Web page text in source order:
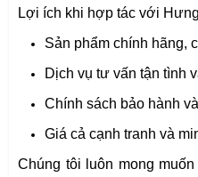
Lợi ích khi hợp tác với
Sản phẩm chính hãng,
Dịch vụ tư vấn tận tình
Chính sách bảo hành
Giá cả cạnh tranh và
Chúng tôi luôn mong